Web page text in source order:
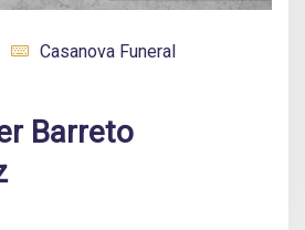
Casanova Funeral
Barreto